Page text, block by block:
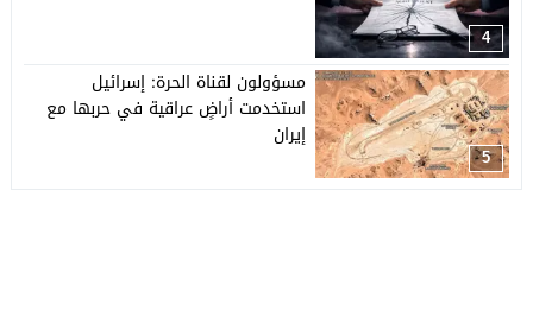
4
5
مسؤولون لقناة الحرة: إسرائيل
استخدمت أراضٍ عراقية في حربها مع
إيران